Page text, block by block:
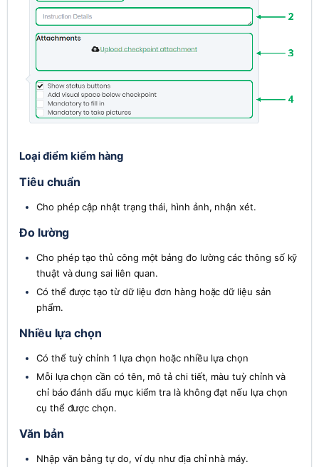
Open customer_facing_conf_checkpointoptions-20240327-
Loại điểm kiểm hàng
Tiêu chuẩn
Cho phép cập nhật trạng thái, hình ảnh, nhận xét.
Đo lường
Cho phép tạo thủ công một bảng đo lường các thông số kỹ
thuật và dung sai liên quan.
Có thể được tạo từ dữ liệu đơn hàng hoặc dữ liệu sản
phẩm.
Nhiều lựa chọn
Có thể tuỳ chỉnh 1 lựa chọn hoặc nhiều lựa chọn
Mỗi lựa chọn cần có tên, mô tả chi tiết, màu tuỳ chỉnh và
chỉ báo đánh dấu mục kiểm tra là không đạt nếu lựa chọn
cụ thể được chọn.
Văn bản
Nhập văn bảng tự do, ví dụ như địa chỉ nhà máy.